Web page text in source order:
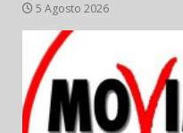
5 Agosto 2026